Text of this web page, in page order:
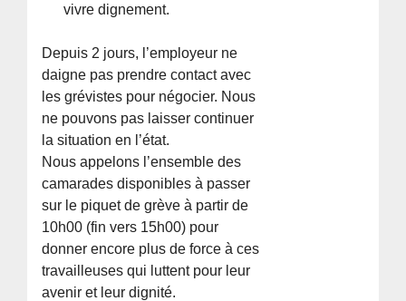
vivre dignement.
Depuis 2 jours, l’employeur ne
daigne pas prendre contact avec
les grévistes pour négocier. Nous
ne pouvons pas laisser continuer
la situation en l’état.
Nous appelons l’ensemble des
camarades disponibles à passer
sur le piquet de grève à partir de
10h00 (fin vers 15h00) pour
donner encore plus de force à ces
travailleuses qui luttent pour leur
avenir et leur dignité.